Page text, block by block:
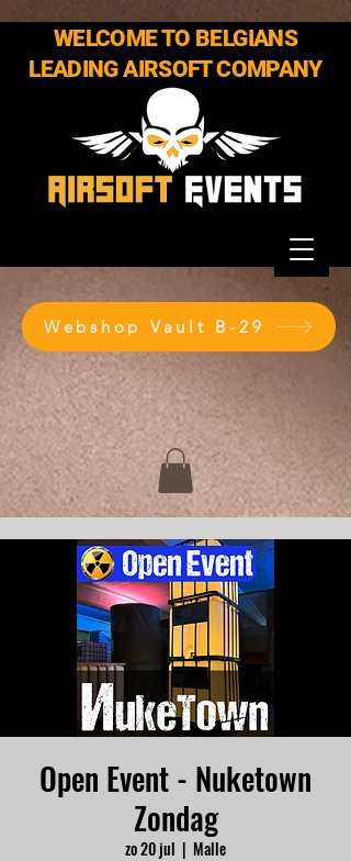
WELCOME TO BELGIANS
LEADING AIRSOFT COMPANY
Webshop Vault B-29
Open Event - Nuketown
Zondag
zo 20 jul
  |
Malle